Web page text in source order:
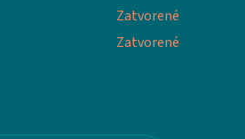
Zatvorené
Zatvorené